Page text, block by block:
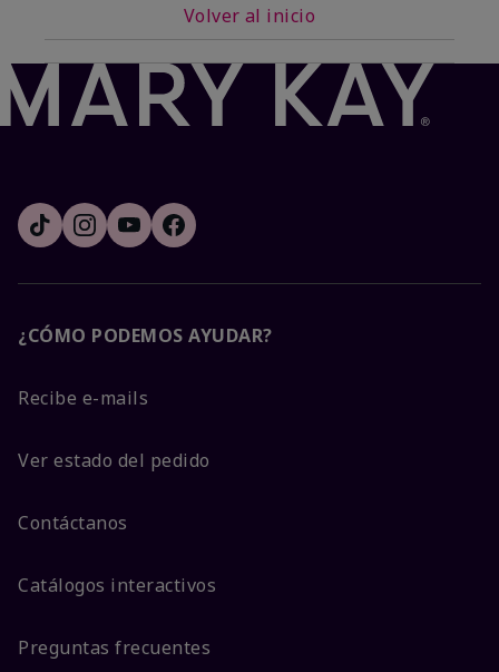
Volver al inicio
¿CÓMO PODEMOS AYUDAR?
Recibe e-mails
Ver estado del pedido
Contáctanos
Catálogos interactivos
Preguntas frecuentes